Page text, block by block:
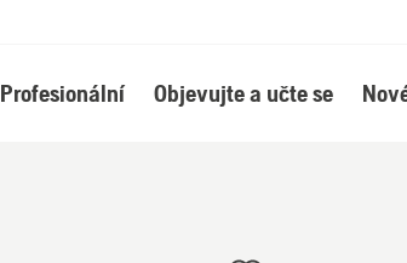
Profesionální Objevujte a učte se